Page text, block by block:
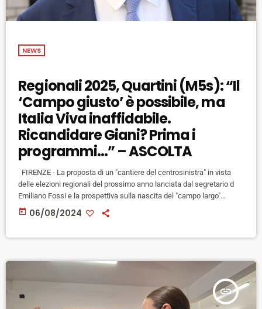
NEWS
Regionali 2025, Quartini (M5s): “Il
‘Campo giusto’ è possibile, ma
Italia Viva inaffidabile.
Ricandidare Giani? Prima i
programmi…” – ASCOLTA
FIRENZE - La proposta di un "cantiere del centrosinistra" in vista
delle elezioni regionali del prossimo anno lanciata dal segretario d
Emiliano Fossi e la prospettiva sulla nascita del "campo largo"
fondato sull'asse Pd-M5s anima il dibattito politico agostano in
Toscana. Ad accendere gli animi è innanzitutto la composizione
today 06/08/2024
insert_link